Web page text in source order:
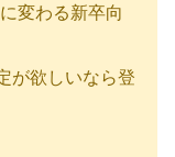
変わる新卒向
が欲しいなら登